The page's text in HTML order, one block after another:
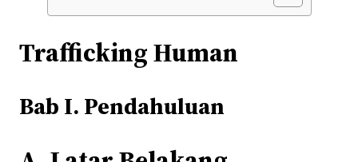
Trafficking Human
Bab I. Pendahuluan